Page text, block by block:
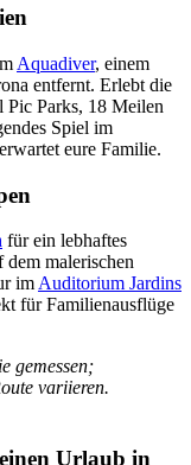
Aquadiver, einem
entfernt. Erlebt die
Pic Parks, 18 Meilen
Spiel im
eure Familie.
für ein lebhaftes
malerischen
im Auditorium Jardins
für Familienausflüge
gemessen;
variieren.
Urlaub in